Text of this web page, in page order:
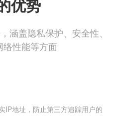
优势
涵盖隐私保护、安全性、
络性能等方面
IP地址，防止第三方追踪用户的